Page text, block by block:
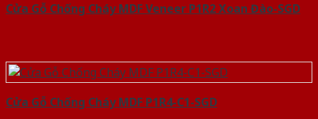
Cửa Gỗ Chống Cháy MDF Veneer P1R2 Xoan Đào-SGD
Cửa Gỗ Chống Cháy MDF P1R4-C1-SGD